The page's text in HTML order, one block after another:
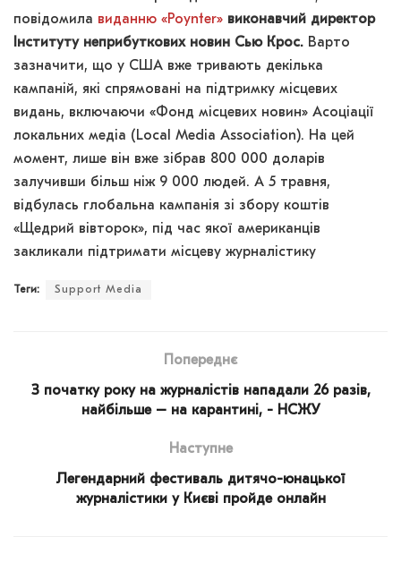
повідомила виданню «Poynter» виконавчий директор
Інституту неприбуткових новин Сью Крос. Варто
зазначити, що у США вже тривають декілька
кампаній, які спрямовані на підтримку місцевих
видань, включаючи «Фонд місцевих новин» Асоціації
локальних медіа (Local Media Association). На цей
момент, лише він вже зібрав 800 000 доларів
залучивши більш ніж 9 000 людей. А 5 травня,
відбулась глобальна кампанія зі збору коштів
«Щедрий вівторок», під час якої американців
закликали підтримати місцеву журналістику
Теги: Support Media
Попереднє
З початку року на журналістів нападали 26 разів,
найбільше – на карантині, - НСЖУ
Наступне
Легендарний фестиваль дитячо-юнацької
журналістики у Києві пройде онлайн